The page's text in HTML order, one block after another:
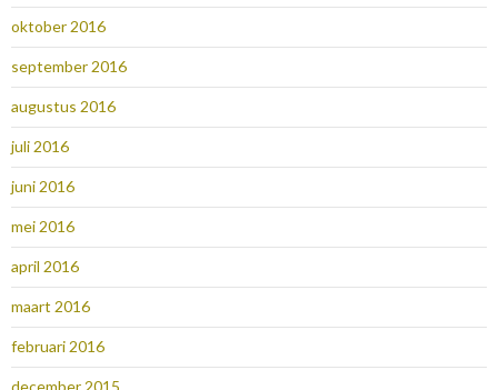
oktober 2016
september 2016
augustus 2016
juli 2016
juni 2016
mei 2016
april 2016
maart 2016
februari 2016
december 2015